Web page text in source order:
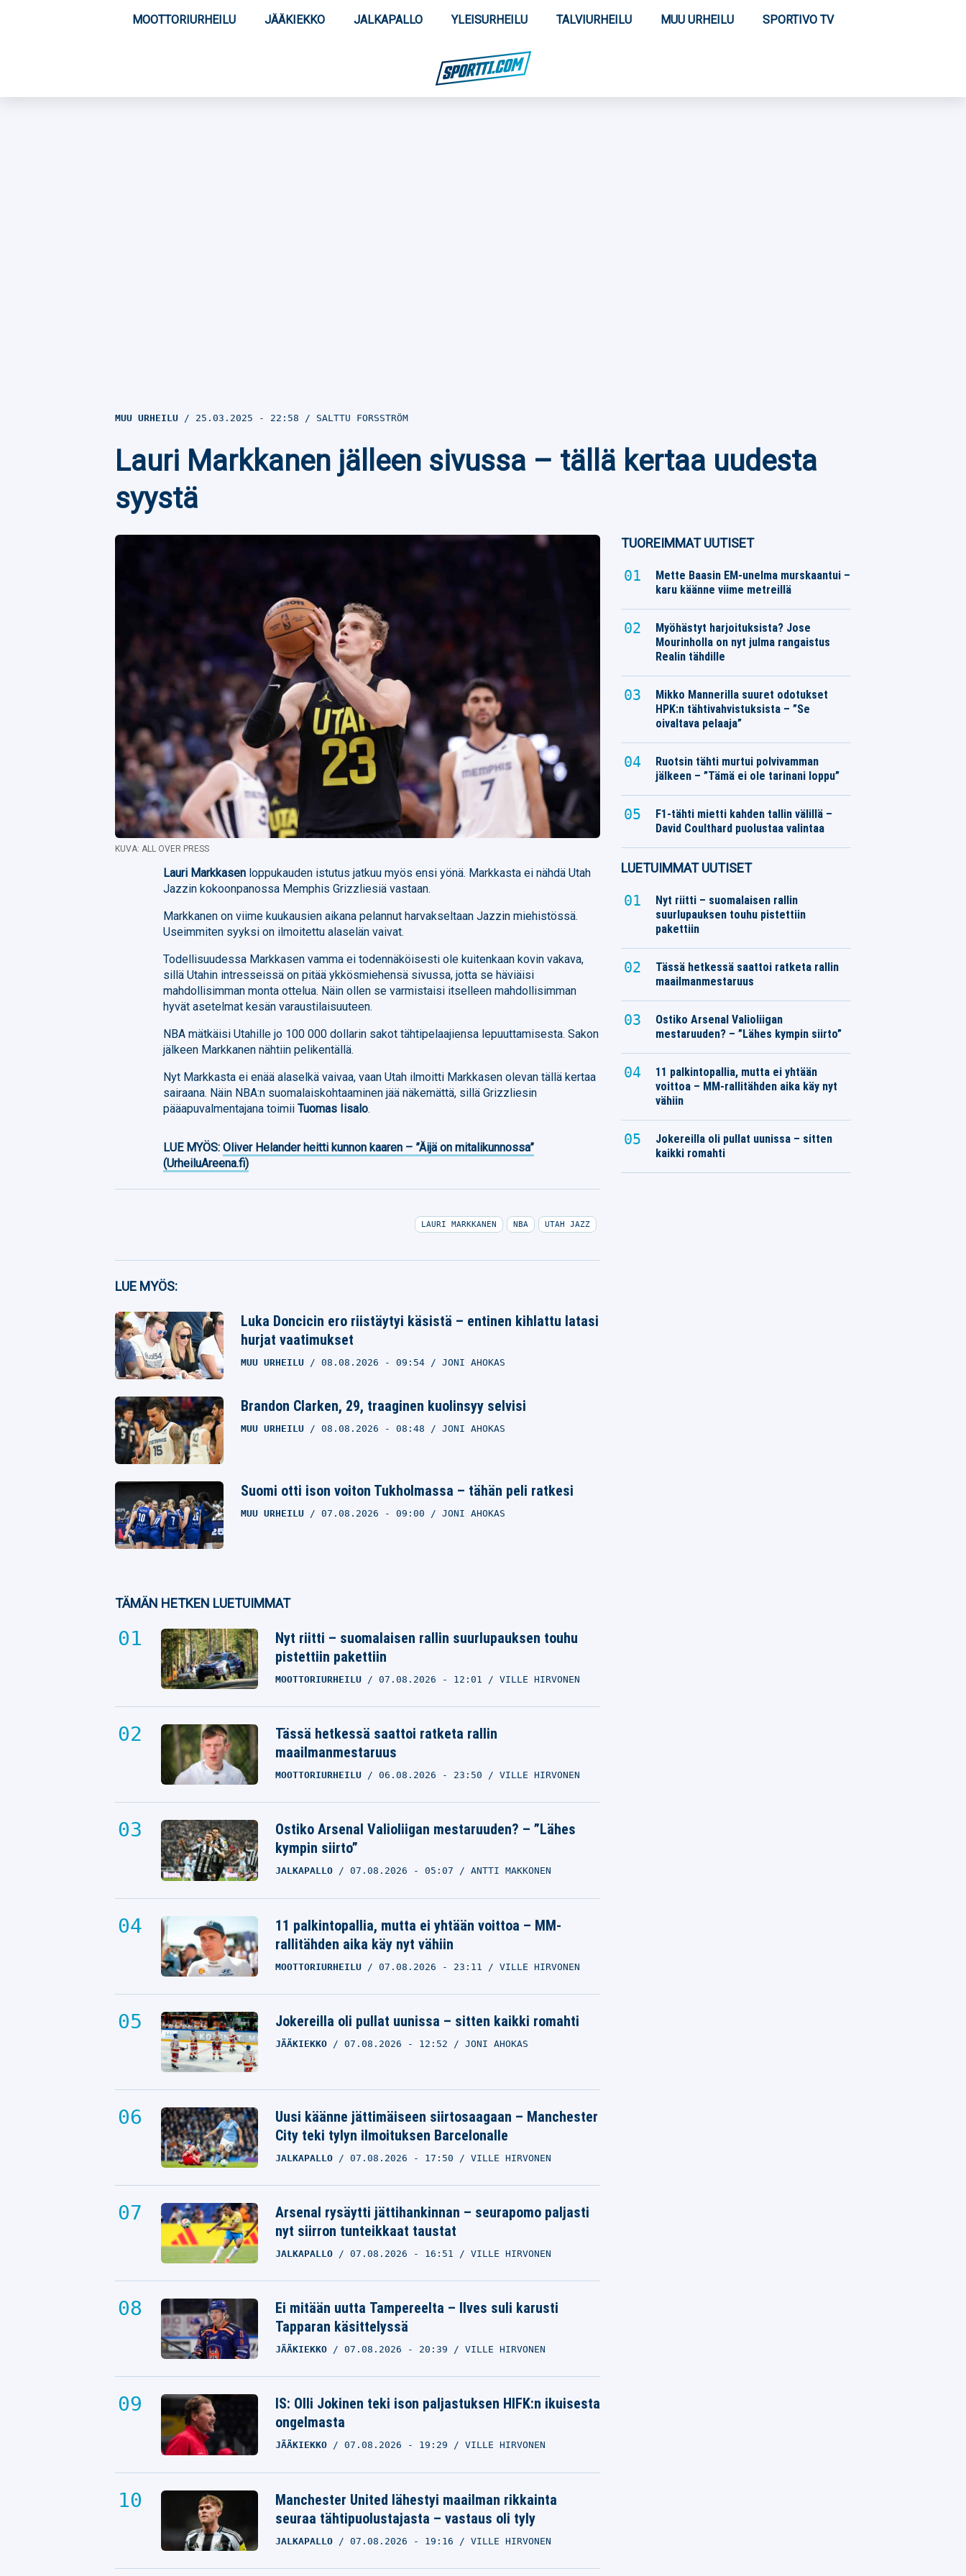
MOOTTORIURHEILU JÄÄKIEKKO JALKAPALLO YLEISURHEILU TALVIURHEILU MUU URHEILU SPORTIVO TV
MUU URHEILU 25.03.2025 - 22:58 SALTTU FORSSTRÖM
Lauri Markkanen jälleen sivussa – tällä kertaa uudesta
syystä
KUVA: ALL OVER PRESS
Lauri Markkasen loppukauden istutus jatkuu myös ensi yönä. Markkasta ei nähdä Utah
Jazzin kokoonpanossa Memphis Grizzliesiä vastaan.
Markkanen on viime kuukausien aikana pelannut harvakseltaan Jazzin miehistössä.
Useimmiten syyksi on ilmoitettu alaselän vaivat.
Todellisuudessa Markkasen vamma ei todennäköisesti ole kuitenkaan kovin vakava,
sillä Utahin intresseissä on pitää ykkösmiehensä sivussa, jotta se häviäisi
mahdollisimman monta ottelua. Näin ollen se varmistaisi itselleen mahdollisimman
hyvät asetelmat kesän varaustilaisuuteen.
NBA mätkäisi Utahille jo 100 000 dollarin sakot tähtipelaajiensa lepuuttamisesta. Sakon
jälkeen Markkanen nähtiin pelikentällä.
Nyt Markkasta ei enää alaselkä vaivaa, vaan Utah ilmoitti Markkasen olevan tällä kertaa
sairaana. Näin NBA:n suomalaiskohtaaminen jää näkemättä, sillä Grizzliesin
pääapuvalmentajana toimiiTuomas Iisalo.
LUE MYÖS:Oliver Helander heitti kunnon kaaren – ”Äijä on mitalikunnossa”
(UrheiluAreena.fi)
Facebook
Twitter
Whatsapp
LAURI MARKKANEN NBA UTAH JAZZ
LUE MYÖS:
Luka Doncicin ero riistäytyi käsistä – entinen kihlattu latasi
hurjat vaatimukset
MUU URHEILU 08.08.2026 - 09:54 JONI AHOKAS
Brandon Clarken, 29, traaginen kuolinsyy selvisi
MUU URHEILU 08.08.2026 - 08:48 JONI AHOKAS
Suomi otti ison voiton Tukholmassa – tähän peli ratkesi
MUU URHEILU 07.08.2026 - 09:00 JONI AHOKAS
TÄMÄN HETKEN LUETUIMMAT
Nyt riitti – suomalaisen rallin suurlupauksen touhu
pistettiin pakettiin
MOOTTORIURHEILU 07.08.2026 - 12:01 VILLE HIRVONEN
Tässä hetkessä saattoi ratketa rallin
maailmanmestaruus
MOOTTORIURHEILU 06.08.2026 - 23:50 VILLE HIRVONEN
Ostiko Arsenal Valioliigan mestaruuden? – ”Lähes
kympin siirto”
JALKAPALLO 07.08.2026 - 05:07 ANTTI MAKKONEN
11 palkintopallia, mutta ei yhtään voittoa – MM-
rallitähden aika käy nyt vähiin
MOOTTORIURHEILU 07.08.2026 - 23:11 VILLE HIRVONEN
Jokereilla oli pullat uunissa – sitten kaikki romahti
JÄÄKIEKKO 07.08.2026 - 12:52 JONI AHOKAS
Uusi käänne jättimäiseen siirtosaagaan – Manchester
City teki tylyn ilmoituksen Barcelonalle
JALKAPALLO 07.08.2026 - 17:50 VILLE HIRVONEN
Arsenal rysäytti jättihankinnan – seurapomo paljasti
nyt siirron tunteikkaat taustat
JALKAPALLO 07.08.2026 - 16:51 VILLE HIRVONEN
Ei mitään uutta Tampereelta – Ilves suli karusti
Tapparan käsittelyssä
JÄÄKIEKKO 07.08.2026 - 20:39 VILLE HIRVONEN
IS: Olli Jokinen teki ison paljastuksen HIFK:n ikuisesta
ongelmasta
JÄÄKIEKKO 07.08.2026 - 19:29 VILLE HIRVONEN
Manchester United lähestyi maailman rikkainta
seuraa tähtipuolustajasta – vastaus oli tyly
JALKAPALLO 07.08.2026 - 19:16 VILLE HIRVONEN
TUOREIMMAT UUTISET
Mette Baasin EM-unelma murskaantui –
karu käänne viime metreillä
Myöhästyt harjoituksista? Jose
Mourinholla on nyt julma rangaistus
Realin tähdille
Mikko Mannerilla suuret odotukset
HPK:n tähtivahvistuksista – ”Se
oivaltava pelaaja”
Ruotsin tähti murtui polvivamman
jälkeen – ”Tämä ei ole tarinani loppu”
F1-tähti mietti kahden tallin välillä –
David Coulthard puolustaa valintaa
LUETUIMMAT UUTISET
Nyt riitti – suomalaisen rallin
suurlupauksen touhu pistettiin
pakettiin
Tässä hetkessä saattoi ratketa rallin
maailmanmestaruus
Ostiko Arsenal Valioliigan
mestaruuden? – ”Lähes kympin siirto”
11 palkintopallia, mutta ei yhtään
voittoa – MM-rallitähden aika käy nyt
vähiin
Jokereilla oli pullat uunissa – sitten
kaikki romahti